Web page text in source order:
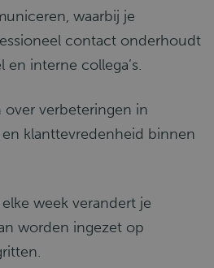
waarbij je
contact onderhoudt
interne collega’s.
verbeteringen in
klanttevredenheid binnen
week verandert je
worden ingezet op